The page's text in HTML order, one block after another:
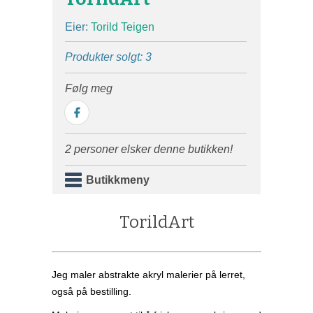
Eier: Torild Teigen
Produkter solgt: 3
Følg meg
2 personer elsker denne butikken!
Butikkmeny
TorildArt
Jeg maler abstrakte akryl malerier på lerret,
også på bestilling.